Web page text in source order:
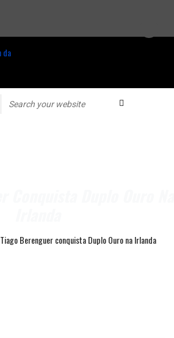
Tiago Berenguer conquista Duplo Ouro na Irlanda